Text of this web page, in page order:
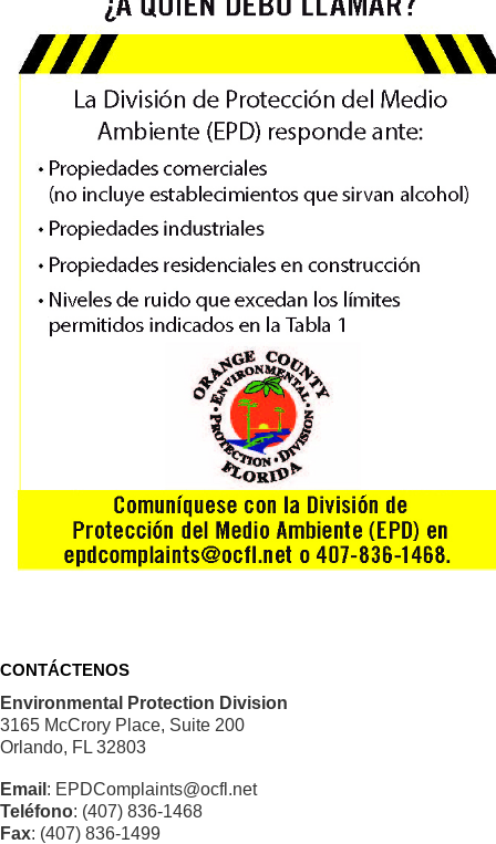
Datos de decibeles
CONTÁCTENOS
Environmental Protection Division
3165 McCrory Place, Suite 200
Orlando, FL 32803
Email : EPDComplaints@ocfl.net
Teléfono: (407) 836-1468
Fax: (407) 836-1499